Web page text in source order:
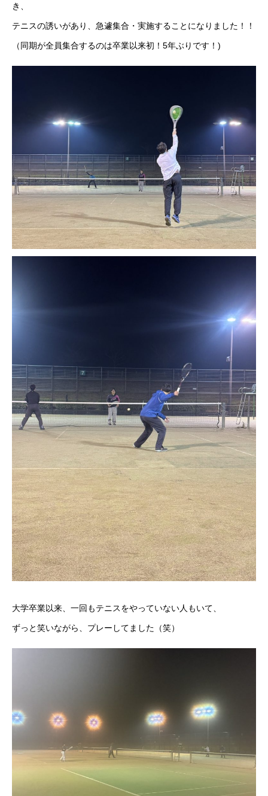
き、
テニスの誘いがあり、急遽集合・実施することになりました！！
（同期が全員集合するのは卒業以来初！5年ぶりです！)
大学卒業以来、一回もテニスをやっていない人もいて、
ずっと笑いながら、プレーしてました（笑）